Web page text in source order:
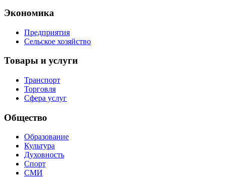
Экономика
Предприятия
Сельское хозяйство
Товары и услуги
Транспорт
Торговля
Сфера услуг
Общество
Образование
Культура
Духовность
Спорт
СМИ